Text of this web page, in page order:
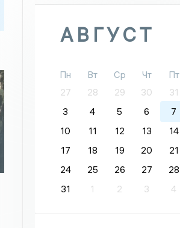
АВГУСТ
Пн Вт Ср Чт Пт
27
28 29 30 31
3
4 5 6 7
10
11 12 13 14
17
18 19 20 21
24
25 26 27 28
31
1 2 3 4